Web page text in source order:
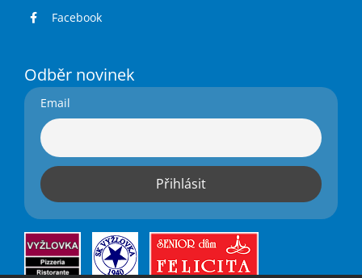
Facebook
Odběr novinek
Email